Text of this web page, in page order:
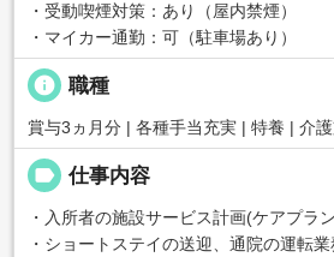
・受動喫煙対策：あり（屋内禁煙）
・マイカー通勤：可（駐車場あり）
info 職種
賞与3ヵ月分 | 各種手当充実 | 特養 | 介
label 仕事内容
・入所者の施設サービス計画(ケアプラ
・ショートステイの送迎、通院の運転業